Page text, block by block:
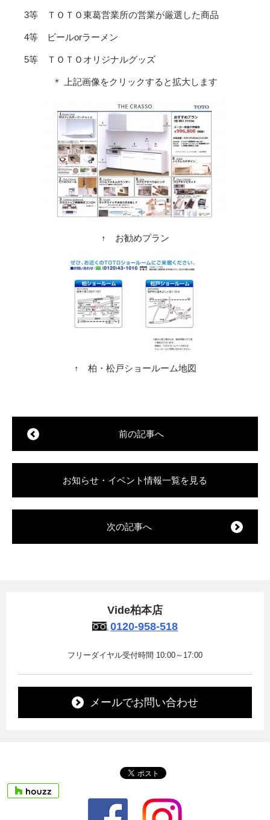
3等 ＴＯＴＯ東葛営業所の営業が厳選した商品
4等 ビールorラーメン
5等 ＴＯＴＯオリジナルグッズ
＊ 上記画像をクリックすると拡大します
↑ お勧めプラン
↑ 柏・松戸ショールーム地図
前の記事へ
お知らせ・イベント情報一覧を見る
次の記事へ
Vide柏本店
0120-958-518
フリーダイヤル受付時間 10:00～17:00
メールでお問い合わせ